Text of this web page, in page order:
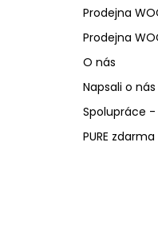
Prodejna
Prodejna
O nás
Napsali o nás
Spolupráce
PURE zdarma